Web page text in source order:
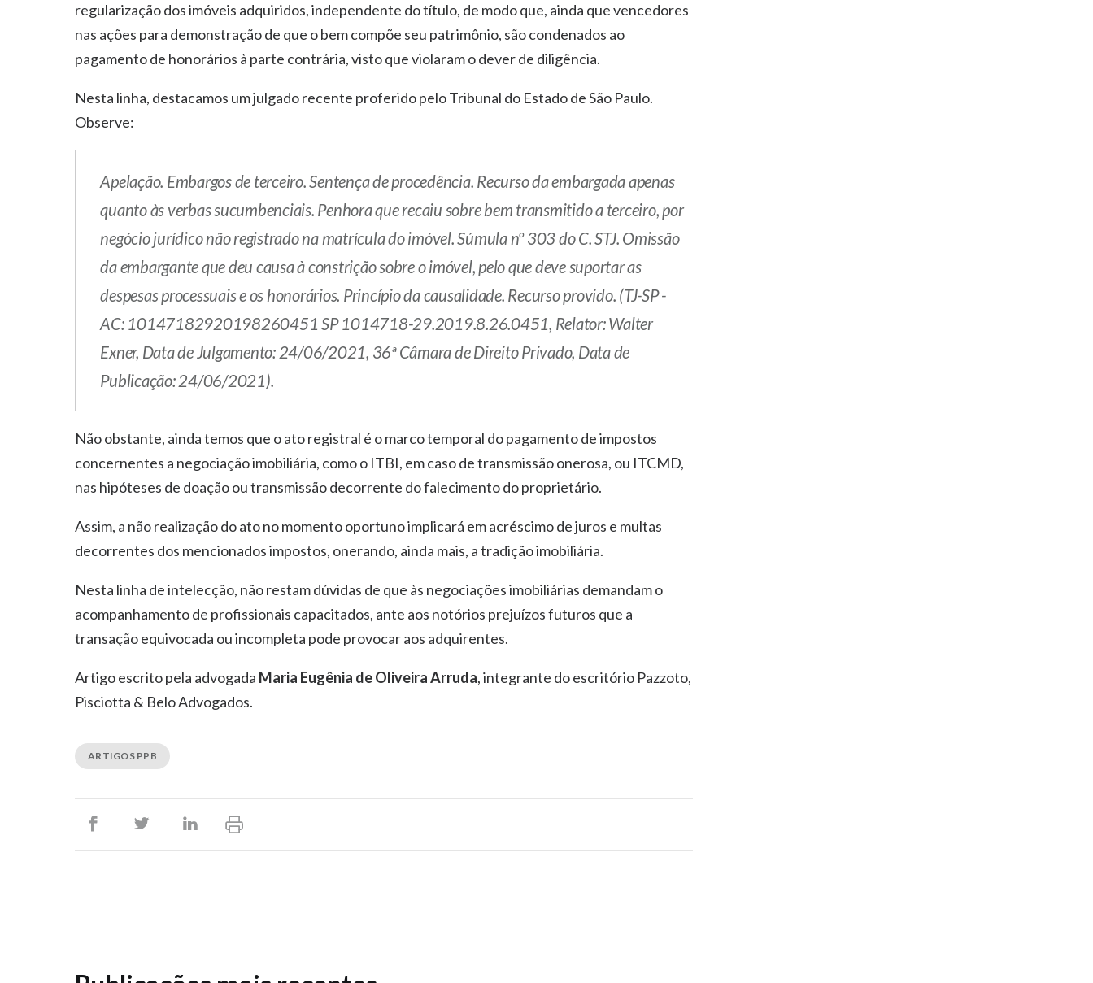
regularização dos imóveis adquiridos, independente do título, de modo que, ainda que vencedores
nas ações para demonstração de que o bem compõe seu patrimônio, são condenados ao
pagamento de honorários à parte contrária, visto que violaram o dever de diligência.
Nesta linha, destacamos um julgado recente proferido pelo Tribunal do Estado de São Paulo.
Observe:
Apelação. Embargos de terceiro. Sentença de procedência. Recurso da embargada apenas
quanto às verbas sucumbenciais. Penhora que recaiu sobre bem transmitido a terceiro, por
negócio jurídico não registrado na matrícula do imóvel. Súmula nº 303 do C. STJ. Omissão
da embargante que deu causa à constrição sobre o imóvel, pelo que deve suportar as
despesas processuais e os honorários. Princípio da causalidade. Recurso provido. (TJ-SP -
AC: 10147182920198260451 SP 1014718-29.2019.8.26.0451, Relator: Walter
Exner, Data de Julgamento: 24/06/2021, 36ª Câmara de Direito Privado, Data de
Publicação: 24/06/2021).
Não obstante, ainda temos que o ato registral é o marco temporal do pagamento de impostos
concernentes a negociação imobiliária, como o ITBI, em caso de transmissão onerosa, ou ITCMD,
nas hipóteses de doação ou transmissão decorrente do falecimento do proprietário.
Assim, a não realização do ato no momento oportuno implicará em acréscimo de juros e multas
decorrentes dos mencionados impostos, onerando, ainda mais, a tradição imobiliária.
Nesta linha de intelecção, não restam dúvidas de que às negociações imobiliárias demandam o
acompanhamento de profissionais capacitados, ante aos notórios prejuízos futuros que a
transação equivocada ou incompleta pode provocar aos adquirentes.
Artigo escrito pela advogada Maria Eugênia de Oliveira Arruda, integrante do escritório Pazzoto,
Pisciotta & Belo Advogados.
ARTIGOS PPB